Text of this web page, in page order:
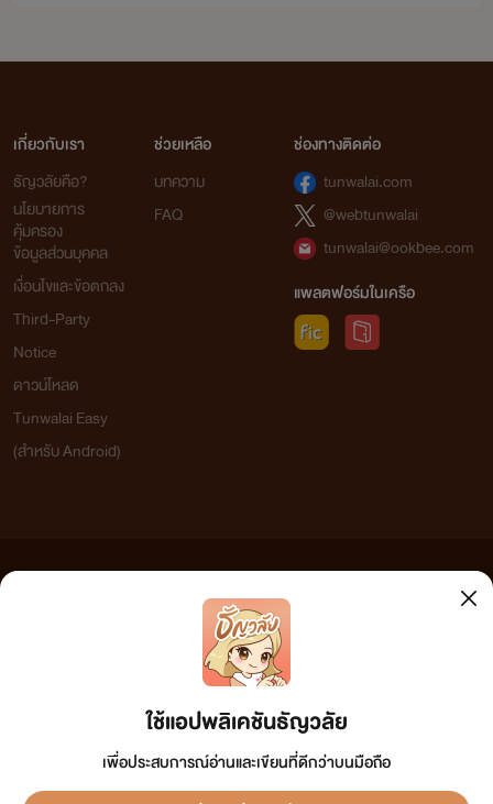
ใช้แอปพลิเคชันธัญวลัย
เพื่อประสบการณ์อ่านและเขียนที่ดีกว่าบนมือถือ
เกี่ยวกับเรา
ธัญวลัยคือ?
นโยบายการ
คุ้มครอง
ข้อมูลส่วนบุคคล
เงื่อนไขและข้อตกลง
Third-Party
Notice
ดาวน์โหลด
Tunwalai Easy
(สำหรับ Android)
ช่วยเหลือ
บทความ
FAQ
ช่องทางติดต่อ
tunwalai.com
@webtunwalai
tunwalai@ookbee.com
แพลตฟอร์มในเครือ
เว็บไซต์แห่งนี้ไม่ได้เห็นด้วยและไม่ขอรับผิดชอบต่อข้อความใดๆ ทั้งสิ้น ดังนั้นผู้อ่านทุกท่านโปรดใช้
วิจารณญาณในการกลั่นกรองด้วยตนเอง และหากท่านพบข้อความใดๆ ที่ขัดต่อกฎหมายและศีลธรรม
กรุณาแจ้งมาที่ tunwalai@ookbee.com เพื่อทีมงานจะได้ดำเนินการในทันที ทั้งนี้ ทางเว็บไซต์ขอสงวน
ลิขสิทธิ์ตามพระราชบัญญัติลิขสิทธิ์ (ฉบับเพิ่มเติม) พ.ศ.2558